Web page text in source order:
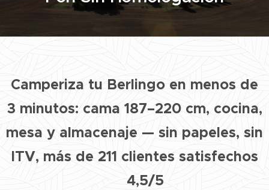
Camperiza tu Berlingo en menos de
3 minutos: cama 187–220 cm, cocina,
mesa y almacenaje — sin papeles, sin
ITV, más de 211 clientes satisfechos
⭐ 4,5/5